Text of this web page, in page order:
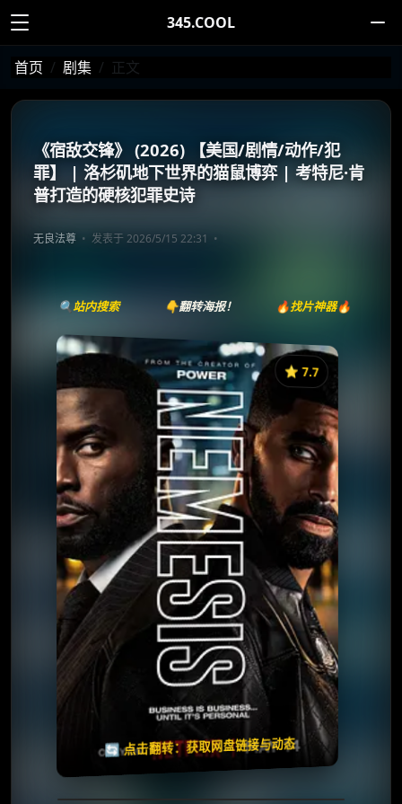
345.COOL
首页 剧集 正文
《宿敌交锋》 (2026) 【美国/剧情/动作/犯
罪】 | 洛杉矶地下世界的猫鼠博弈 | 考特尼·肯
普打造的硬核犯罪史诗
无良法尊 发表于 2026/5/15 22:31
🔍站内搜索 👇翻转海报！ 🔥找片神器🔥
⭐️ 7.7
🔄 点击翻转：获取网盘链接与动态
《宿敌交锋》
⭐
收藏
⭐️ 评分：7.7 | 🎬 2026年
📺 连载中
夸克网盘
百度网盘
失效请反馈
🧧️
天天领红包